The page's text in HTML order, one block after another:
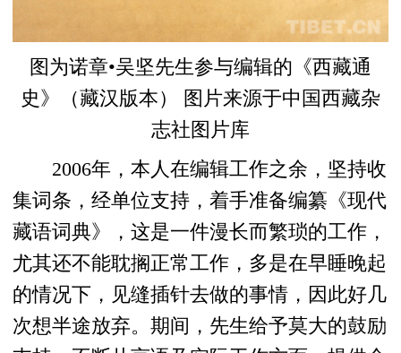
图为诺章•吴坚先生参与编辑的《西藏通
史》（藏汉版本） 图片来源于中国西藏杂
志社图片库
2006年，本人在编辑工作之余，坚持收
集词条，经单位支持，着手准备编纂《现代
藏语词典》，这是一件漫长而繁琐的工作，
尤其还不能耽搁正常工作，多是在早睡晚起
的情况下，见缝插针去做的事情，因此好几
次想半途放弃。期间，先生给予莫大的鼓励